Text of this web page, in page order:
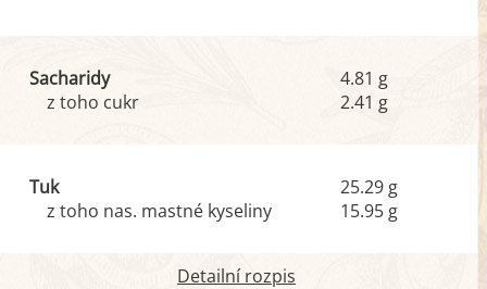
Sacharidy
z toho cukr
4.81 g
2.41 g
Tuk
z toho nas. mastné kyseliny
25.29 g
15.95 g
Detailní rozpis